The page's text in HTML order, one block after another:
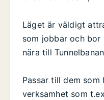
Läget är väldigt
som jobbar och
nära till
Passar till dem
verksamhet som